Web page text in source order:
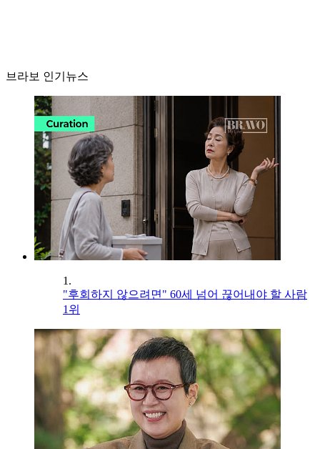
브라보 인기뉴스
1.
"후회하지 않으려면" 60세 넘어 끊어내야 할 사람
1위